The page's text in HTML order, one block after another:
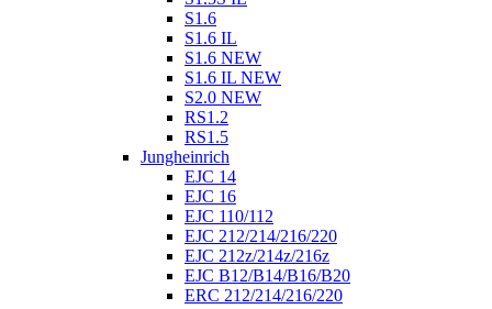
S1.6
S1.6 IL
S1.6 NEW
S1.6 IL NEW
S2.0 NEW
RS1.2
RS1.5
Jungheinrich
EJC 14
EJC 16
EJC 110/112
EJC 212/214/216/220
EJC 212z/214z/216z
EJC B12/B14/B16/B20
ERC 212/214/216/220